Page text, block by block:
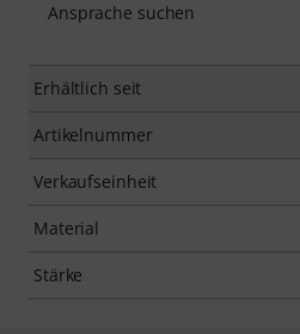
Ansprache suchen
Erhältlich seit
Artikelnummer
Verkaufseinheit
Material
Stärke